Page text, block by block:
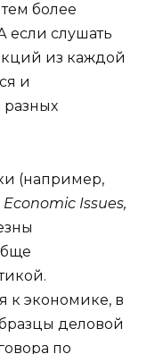
более
если слушать
из каждой
и
разных
(например,
Issues,
к экономике, в
деловой
по